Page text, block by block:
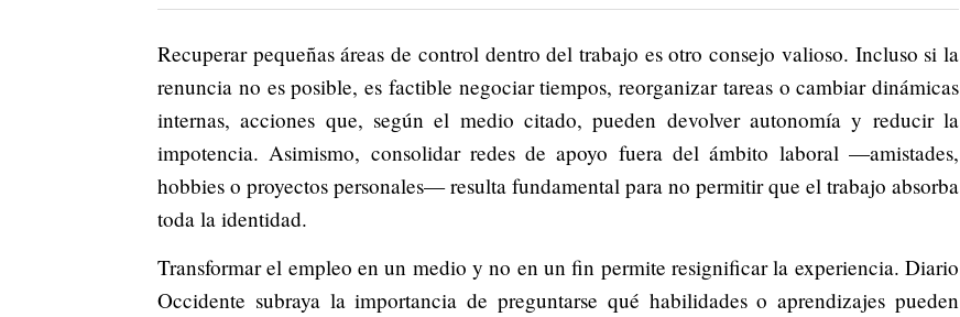
Recuperar pequeñas áreas de control dentro del trabajo es otro consejo valioso. Incluso si la
renuncia no es posible, es factible negociar tiempos, reorganizar tareas o cambiar dinámicas
internas, acciones que, según el medio citado, pueden devolver autonomía y reducir la
impotencia. Asimismo, consolidar redes de apoyo fuera del ámbito laboral —amistades,
hobbies o proyectos personales— resulta fundamental para no permitir que el trabajo absorba
toda la identidad.
Transformar el empleo en un medio y no en un fin permite resignificar la experiencia. Diario
Occidente subraya la importancia de preguntarse qué habilidades o aprendizajes pueden